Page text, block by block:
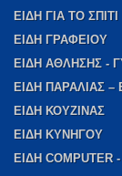
EIΔΗ ΓΙΑ ΤΟ ΣΠΙΤΙ
ΕΙΔΗ ΓΡΑΦΕΙΟΥ
ΕΙΔΗ ΑΘΛΗΣΗΣ -
ΕΙΔΗ ΠΑΡΑΛΙΑΣ –
ΕΙΔΗ ΚΟΥΖΙΝΑΣ
ΕΙΔΗ ΚΥΝΗΓΟΥ
ΕΙΔΗ